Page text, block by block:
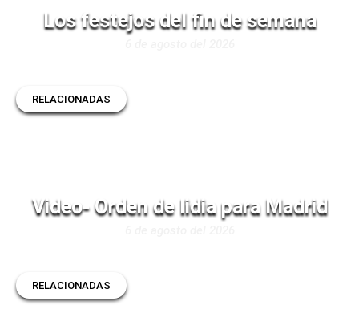
Los festejos del fin de semana
RELACIONADAS
Video- Orden de lidia para Madrid
RELACIONADAS